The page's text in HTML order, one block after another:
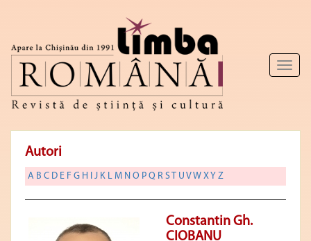
Toggle
Autori
A B C D E F G H I J K L M N O P Q R S T U VW X Y Z
Constantin Gh.
CIOBANU